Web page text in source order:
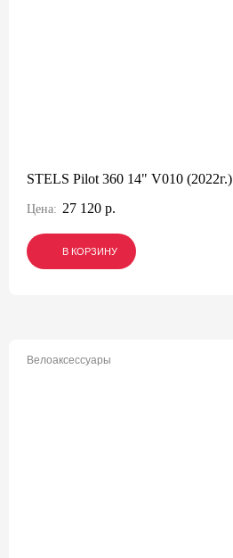
STELS Pilot 360 14" V010 (2022г.)
Цена: 27 120 р.
В КОРЗИНУ
В КОРЗИНУ
В КОРЗИНУ
Велоаксессуары